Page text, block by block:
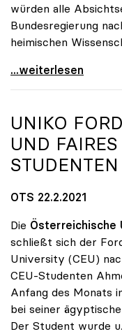
würden alle
Bundesregierung
heimischen
uniko über Wegfall
...weiterlesen
UNIKO
UND
OTS 22.2.2021
Die Österreichische
schließt sich der
University (CEU)
CEU-Studenten
Anfang des Monats
bei seiner
Der Student wurde